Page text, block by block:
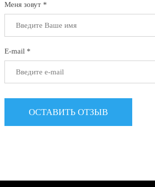
Меня зовут *
E-mail *